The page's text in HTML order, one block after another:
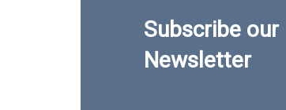
Subscribe our
Newsletter